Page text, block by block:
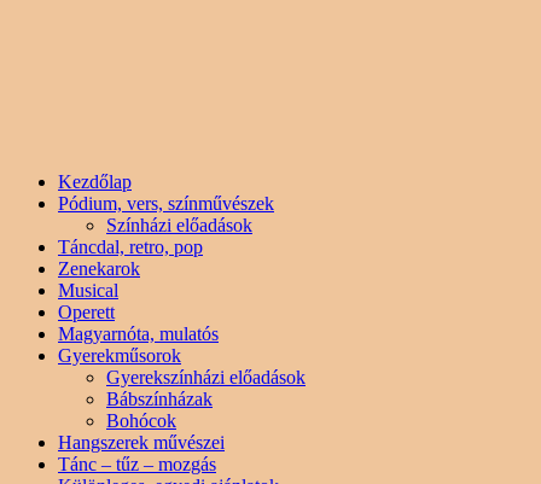
Kezdőlap
Pódium, vers, színművészek
Színházi előadások
Táncdal, retro, pop
Zenekarok
Musical
Operett
Magyarnóta, mulatós
Gyerekműsorok
Gyerekszínházi előadások
Bábszínházak
Bohócok
Hangszerek művészei
Tánc – tűz – mozgás